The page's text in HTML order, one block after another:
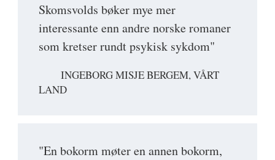
Skomsvolds bøker mye mer
interessante enn andre norske romaner
som kretser rundt psykisk sykdom"
INGEBORG MISJE BERGEM, VÅRT
LAND
"En bokorm møter en annen bokorm,